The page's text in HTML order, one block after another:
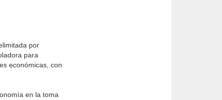
por
para
económicas, con
en la toma